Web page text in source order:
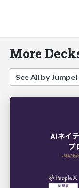
More
See All by